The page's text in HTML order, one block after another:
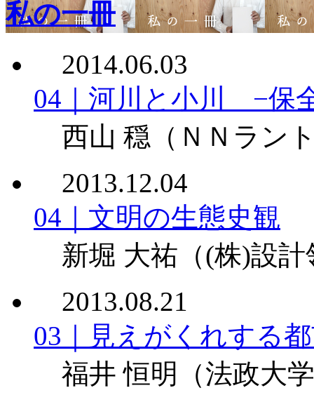
私の一冊
2014.06.03
04｜河川と小川 −保
西山 穏 （ＮＮラン
2013.12.04
04｜文明の生態史観
新堀 大祐 （(株)設
2013.08.21
03｜見えがくれする
福井 恒明
（法政大